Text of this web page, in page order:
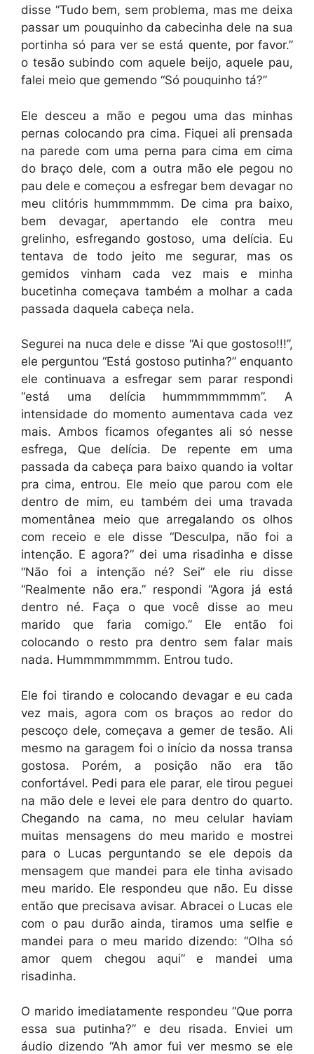
disse “Tudo bem, sem problema, mas me deixa
passar um pouquinho da cabecinha dele na sua
portinha só para ver se está quente, por favor.”
o tesão subindo com aquele beijo, aquele pau,
falei meio que gemendo “Só pouquinho tá?”
Ele desceu a mão e pegou uma das minhas
pernas colocando pra cima. Fiquei ali prensada
na parede com uma perna para cima em cima
do braço dele, com a outra mão ele pegou no
pau dele e começou a esfregar bem devagar no
meu clitóris hummmmmm. De cima pra baixo,
bem devagar, apertando ele contra meu
grelinho, esfregando gostoso, uma delícia. Eu
tentava de todo jeito me segurar, mas os
gemidos vinham cada vez mais e minha
bucetinha começava também a molhar a cada
passada daquela cabeça nela.
Segurei na nuca dele e disse “Ai que gostoso!!!”,
ele perguntou “Está gostoso putinha?” enquanto
ele continuava a esfregar sem parar respondi
“está uma delícia hummmmmmmm”. A
intensidade do momento aumentava cada vez
mais. Ambos ficamos ofegantes ali só nesse
esfrega, Que delícia. De repente em uma
passada da cabeça para baixo quando ia voltar
pra cima, entrou. Ele meio que parou com ele
dentro de mim, eu também dei uma travada
momentânea meio que arregalando os olhos
com receio e ele disse “Desculpa, não foi a
intenção. E agora?” dei uma risadinha e disse
“Não foi a intenção né? Sei” ele riu disse
“Realmente não era.” respondi “Agora já está
dentro né. Faça o que você disse ao meu
marido que faria comigo.” Ele então foi
colocando o resto pra dentro sem falar mais
nada. Hummmmmmmm. Entrou tudo.
Ele foi tirando e colocando devagar e eu cada
vez mais, agora com os braços ao redor do
pescoço dele, começava a gemer de tesão. Ali
mesmo na garagem foi o início da nossa transa
gostosa. Porém, a posição não era tão
confortável. Pedi para ele parar, ele tirou peguei
na mão dele e levei ele para dentro do quarto.
Chegando na cama, no meu celular haviam
muitas mensagens do meu marido e mostrei
para o Lucas perguntando se ele depois da
mensagem que mandei para ele tinha avisado
meu marido. Ele respondeu que não. Eu disse
então que precisava avisar. Abracei o Lucas ele
com o pau durão ainda, tiramos uma selfie e
mandei para o meu marido dizendo: “Olha só
amor quem chegou aqui” e mandei uma
risadinha.
O marido imediatamente respondeu “Que porra
essa sua putinha?” e deu risada. Enviei um
áudio dizendo “Ah amor fui ver mesmo se ele